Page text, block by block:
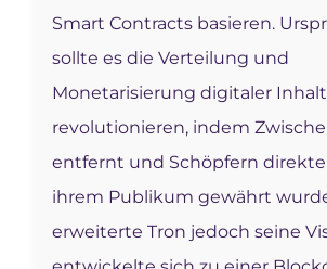
Smart Contracts basieren.
sollte es die Verteilung und
Monetarisierung digitaler
revolutionieren, indem
entfernt und Schöpfern
ihrem Publikum gewährt
erweiterte Tron jedoch seine